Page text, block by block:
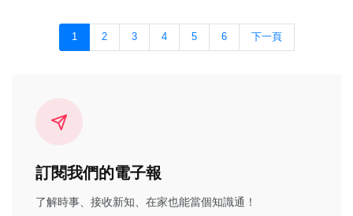
1 2 3 4 5 6 下一頁
訂閱我們的電子報
了解時事、接收新知、在家也能當個知識通！